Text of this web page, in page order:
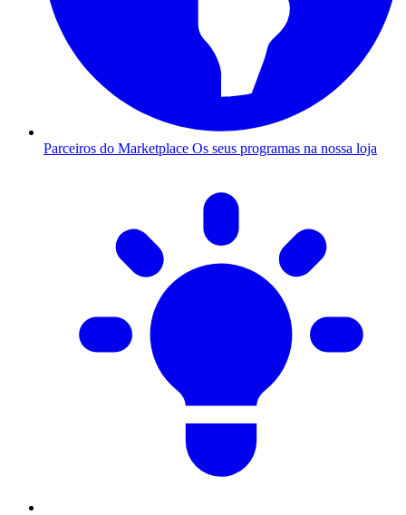
Parceiros do Marketplace Os seus programas na nossa loja